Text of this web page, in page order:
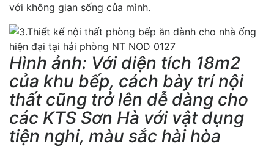
với không gian sống của mình.
Hình ảnh: Với diện tích 18m2
của khu bếp, cách bày trí nội
thất cũng trở lên dễ dàng cho
các KTS Sơn Hà với vật dụng
tiện nghi, màu sắc hài hòa